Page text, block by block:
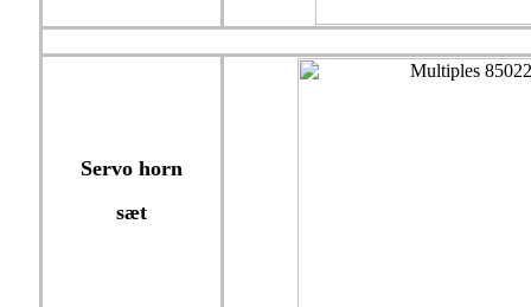
Servo horn
sæt